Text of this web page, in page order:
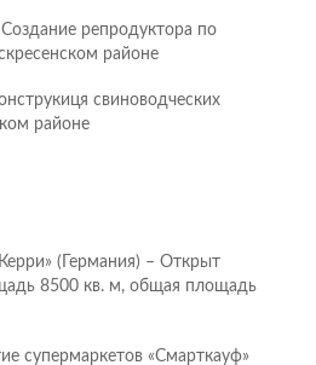
репродуктора по
районе
свиноводческих
районе
(Германия) – Открыт
8500 кв. м, общая площадь
супермаркетов «Смарткауф»